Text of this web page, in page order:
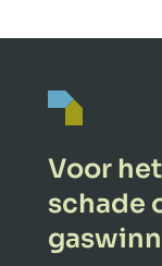
Voor
schade